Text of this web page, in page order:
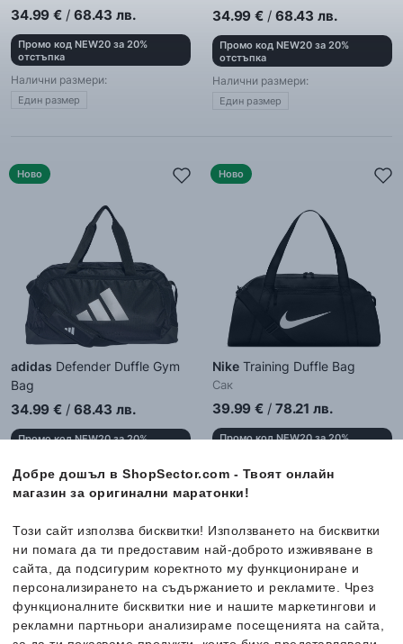
Добре дошъл в ShopSector.com - Твоят онлайн
магазин за оригинални маратонки!
Този сайт използва бисквитки! Използването на бисквитки
ни помага да ти предоставим най-доброто изживяване в
сайта, да подсигурим коректното му функциониране и
персонализирането на съдържанието и рекламите. Чрез
функционалните бисквитки ние и нашите маркетингови и
рекламни партньори анализираме посещенията на сайта,
34.99 € / 68.43 лв.
Промо код NEW20 за 20%
отстъпка
Налични размери:
Един размер
Сак
34.99 € / 68.43 лв.
Промо код NEW20 за 20%
отстъпка
Налични размери:
Един размер
Ново
adidas Defender Duffle Gym
Bag
Сак
34.99 € / 68.43 лв.
Промо код NEW20 за 20%
Налични размери:
Един размер
Ново
Nike Training Duffle Bag
Сак
39.99 € / 78.21 лв.
Промо код NEW20 за 20%
Налични размери:
Един размер
Ново